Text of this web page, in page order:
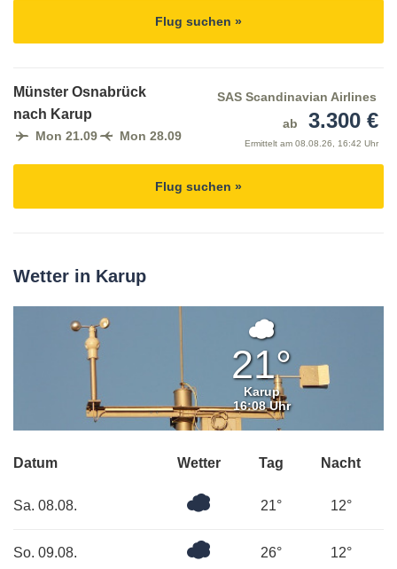
Flug suchen »
Münster Osnabrück
nach Karup
Mon 21.09 Mon 28.09
SAS Scandinavian Airlines
ab
3.300 €
Ermittelt am 08.08.26, 16:42 Uhr
Flug suchen »
Wetter in Karup
Bedeckt
21°
Karup
16:08 Uhr
Datum Wetter Tag Nacht
Sa. 08.08.
Überwiegend
21° 12°
So. 09.08. 26° 12°